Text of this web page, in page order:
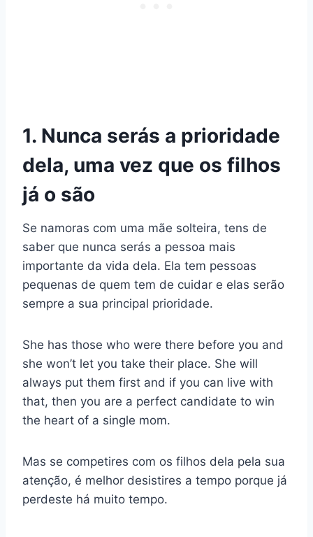
1. Nunca serás a prioridade
dela, uma vez que os filhos
já o são
Se namoras com uma mãe solteira, tens de
saber que nunca serás a pessoa mais
importante da vida dela. Ela tem pessoas
pequenas de quem tem de cuidar e elas serão
sempre a sua principal prioridade.
She has those who were there before you and
she won’t let you take their place. She will
always put them first and if you can live with
that, then you are a perfect candidate to win
the heart of a single mom.
Mas se competires com os filhos dela pela sua
atenção, é melhor desistires a tempo porque já
perdeste há muito tempo.